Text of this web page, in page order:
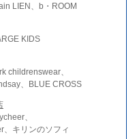
LIEN、b・ROOM
KIDS
childrenswear、
、BLUE CROSS
、
キリンのソフィ